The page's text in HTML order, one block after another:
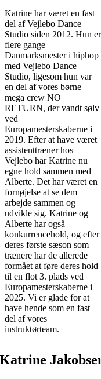
Katrine har været en fast
del af Vejlebo Dance
Studio siden 2012. Hun er
flere gange
Danmarksmester i hiphop
med Vejlebo Dance
Studio, ligesom hun var
en del af vores børne
mega crew NO
RETURN, der vandt sølv
ved
Europamesterskaberne i
2019. Efter at have været
assistenttræner hos
Vejlebo har Katrine nu
egne hold sammen med
Alberte. Det har været en
fornøjelse at se dem
arbejde sammen og
udvikle sig. Katrine og
Alberte har også
konkurrencehold, og efter
deres første sæson som
trænere har de allerede
formået at føre deres hold
til en flot 3. plads ved
Europamesterskaberne i
2025. Vi er glade for at
have hende som en fast
del af vores
instruktørteam.
Katrine